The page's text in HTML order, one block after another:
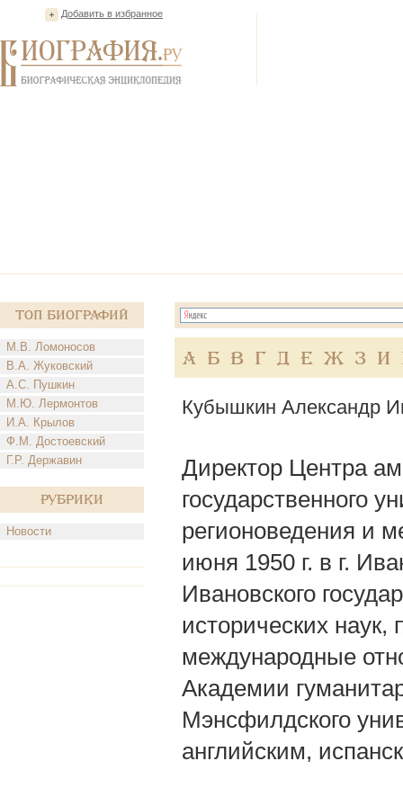
Добавить в избранное
Топ Биографий
М.В. Ломоносов
В.А. Жуковский
А.С. Пушкин
М.Ю. Лермонтов
И.А. Крылов
Ф.М. Достоевский
Г.Р. Державин
Рубрики
Новости
А Б В Г Д Е Ж З И
Кубышкин Александр
Директор Центра
государственного
регионоведения и
июня 1950 г. в г.
Ивановского
исторических
международные
Академии
Мэнсфилдского
английским,